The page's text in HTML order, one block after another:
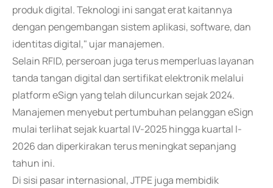
produk digital. Teknologi ini sangat erat kaitannya
dengan pengembangan sistem aplikasi, software, dan
identitas digital," ujar manajemen.
Selain RFID, perseroan juga terus memperluas layanan
tanda tangan digital dan sertifikat elektronik melalui
platform eSign yang telah diluncurkan sejak 2024.
Manajemen menyebut pertumbuhan pelanggan eSign
mulai terlihat sejak kuartal IV-2025 hingga kuartal I-
2026 dan diperkirakan terus meningkat sepanjang
tahun ini.
Di sisi pasar internasional, JTPE juga membidik